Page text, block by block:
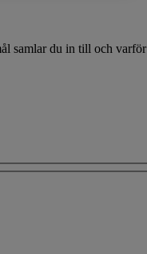
samlar du in till och